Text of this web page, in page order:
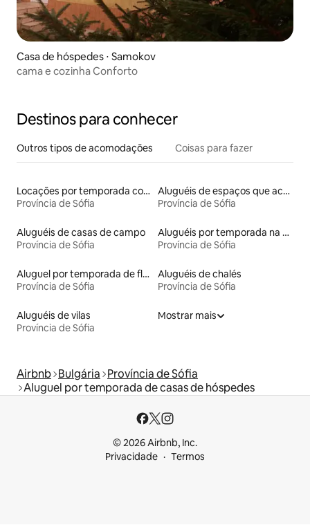
Casa de hóspedes ⋅ Samokov
cama e cozinha Conforto
Destinos para conhecer
Outros tipos de acomodações Coisas para fazer
Locações por temporada com piscina
Província de Sófia
Aluguéis de espaços que aceitam animais de estimação
Província de Sófia
Aluguéis de casas de campo
Província de Sófia
Aluguéis por temporada na orla
Província de Sófia
Aluguel por temporada de flats
Província de Sófia
Aluguéis de chalés
Província de Sófia
Aluguéis de vilas
Província de Sófia
Mostrar mais
Airbnb Bulgária Província de Sófia
Aluguel por temporada de casas de hóspedes
© 2026 Airbnb, Inc.
Privacidade
Termos